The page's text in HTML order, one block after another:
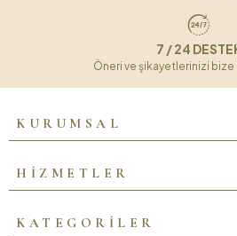
7 / 24
Öneri ve şikayetlerinizi
KURUMSAL
HİZMETLER
KATEGORİLER